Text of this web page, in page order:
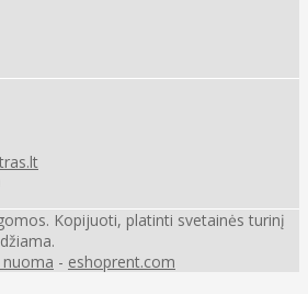
Kopijuoti, platinti svetainės turinį
- eshoprent.com